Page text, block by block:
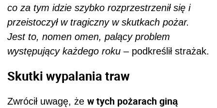
co za tym idzie szybko rozprzestrzenił się i
przeistoczył w tragiczny w skutkach pożar.
Jest to, nomen omen, palący problem
występujący każdego roku – podkreślił strażak.
Skutki wypalania traw
Zwrócił uwagę, że w tych pożarach giną